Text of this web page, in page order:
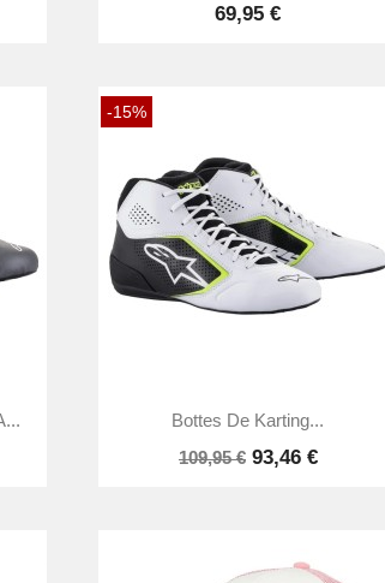
69,95 €
-15%
Aperçu rapide
Bottes De Karting...
109,95 € 93,46 €